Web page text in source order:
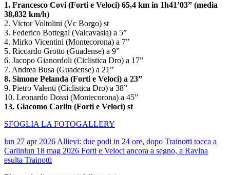
1. Francesco Covi (Forti e Veloci) 65,4 km in 1h41’03” (media
38,832 km/h)
2. Victor Voltolini (Vc Borgo) st
3. Federico Bottegal (Valcavasia) a 5”
4. Mirko Vicentini (Montecorona) a 7”
5. Riccardo Grotto (Guadense) a 9”
6. Jacopo Gianordoli (Ciclistica Dro) a 17”
7. Andrea Busa (Guadense) a 21”
8. Simone Pelanda (Forti e Veloci) a 23”
9. Pietro Valenti (Ciclistica Dro) a 38”
10. Leonardo Dossi (Montecorona) a 45”
13. Giacomo Carlin (Forti e Veloci) st
SFOGLIA LA FOTOGALLERY
lun 27 apr 2026Allievi: due podi in 24 ore, dopo Trainotti tocca a
Carlinlun 18 mag 2026 Forti e Veloci ancora a segno, a Ravina
esulta Trainotti